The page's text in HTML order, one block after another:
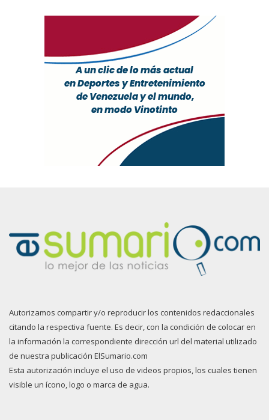
Autorizamos compartir y/o reproducir los contenidos redaccionales
citando la respectiva fuente. Es decir, con la condición de colocar en
la información la correspondiente dirección url del material utilizado
de nuestra publicación ElSumario.com
Esta autorización incluye el uso de videos propios, los cuales tienen
visible un ícono, logo o marca de agua.